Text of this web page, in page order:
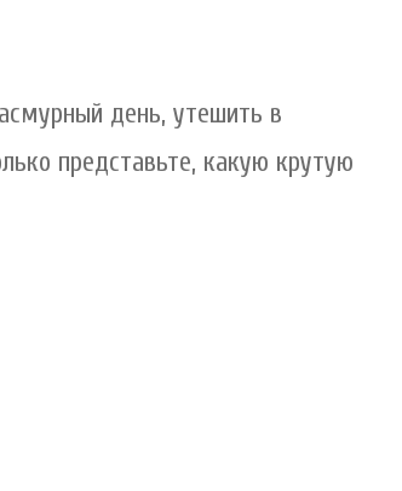
день, утешить в
представьте, какую крутую